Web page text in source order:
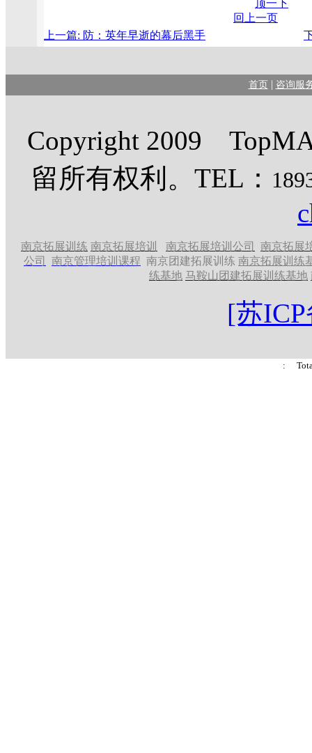
顶一下
回上一页
上一篇: 防：英年早逝的幕后黑手
首页 | 咨询服
Copyright 2009
留所有权利。TEL：
南京拓展训练 南京拓展培训 南京拓展培训公司
南京拓展
公司
南京管理培训课程 南京团建拓展训练 南京拓展训练
练基地 马鞍山团建拓展训练基地
[苏
: